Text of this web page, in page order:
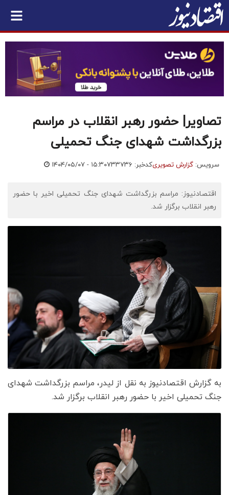
تصاویر| حضور رهبر انقلاب در مراسم
بزرگداشت شهدای جنگ تحمیلی
سرویس: گزارش تصویریکدخبر: ۷۳۳۷۳۶ ۱۴۰۴/۰۵/۰۷ - ۱۵:۳۰
اقتصادنیوز: مراسم بزرگداشت شهدای جنگ تحمیلی اخیر با حضور
رهبر انقلاب برگزار شد.
به گزارش اقتصادنیوز به نقل از لیدر، مراسم بزرگداشت شهدای
جنگ تحمیلی اخیر با حضور رهبر انقلاب برگزار شد.